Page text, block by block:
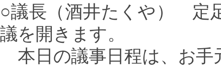
○議長（酒井たくや） 定
議を開きます。
本日の議事日程は、お手